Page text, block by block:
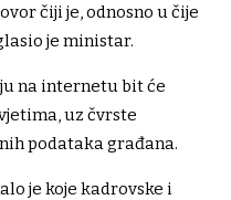
čiji je, odnosno u čije
je ministar.
na internetu bit će
uz čvrste
podataka građana.
je koje kadrovske i